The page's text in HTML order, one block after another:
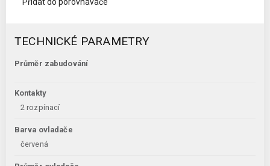
Přidat do porovnávače
TECHNICKÉ PARAMETRY
Průměr zabudování
Kontakty
2 rozpínací
Barva ovladače
červená